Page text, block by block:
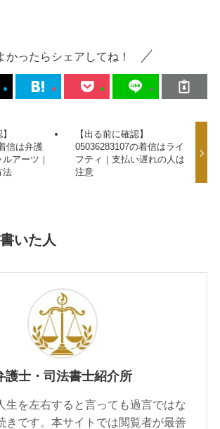
かったらシェアしてね！
信は弁護
アーツ｜
法
【出る前に確認】
05036283107の着信はライ
フティ｜支払い遅れの人は
注意
いた人
護士・司法書士紹介所
生を左右すると言っても過言ではな
きです。本サイトでは閲覧者が最善